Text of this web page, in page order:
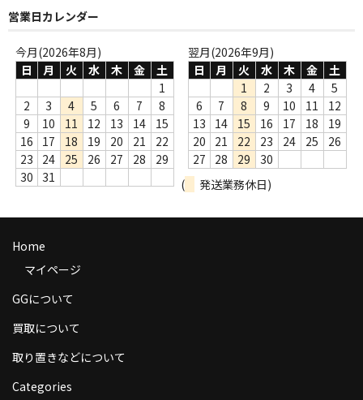
Webのみ no.3
Webのみ no.4
売り切れ
Help
送料
商品の発送
お支払い方法
返品
特定商取引法に基づく表示
Contact
営業日カレンダー
今月(2026年8月)
日
月 火 水 木 金
土
1
2
3 4 5 6 7
8
9
10 11 12 13 14
15
16
17 18 19 20 21
22
23
24 25 26 27 28
29
30
31
翌月(2026年9月)
日
月 火 水 木 金
土
1
2 3 4
5
6
7 8 9 10 11
12
13
14 15 16 17 18
19
20
21 22 23 24 25
26
27
28 29
30
(
発送業務休日)
Home
マイページ
GGについて
買取について
取り置きなどについて
Categories